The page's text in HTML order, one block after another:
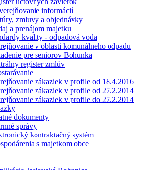
účtovných závierok
informácií
zmluvy a objednávky
a prenájom majetku
kvality - odpadová voda
v oblasti komunálneho odpadu
pre seniorov Bohunka
register zmlúv
zákaziek v profile od 18.4.2016
zákaziek v profile od 27.2.2014
zákaziek v profile do 27.2.2014
dokumenty
správy
kontraktačný systém
s majetkom obce